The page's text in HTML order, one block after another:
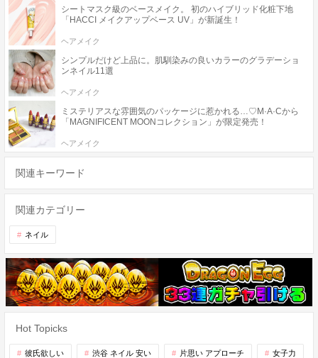
シートマスク級のベースメイク。 初のハイブリッド化粧下地
「HACCI メイクアップベース UV」が新誕生！
ヘアメイク
シンプルだけど上品に。肌馴染みの良いカラーのグラデーショ
ンネイル11選
ヘアメイク
ミステリアスな雰囲気のパッケージに惹かれる…♡M·A·Cから
「MAGNIFICENT MOONコレクション」が限定発売！
ヘアメイク
関連キーワード
関連カテゴリー
ネイル
Hot Topicks
彼氏欲しい 渋谷 ネイル 安い 片思い アプローチ 女子力